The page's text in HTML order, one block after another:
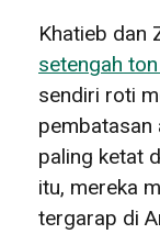
Khatieb dan
setengah
sendiri roti
pembatasan
paling ketat
itu, mereka
tergarap di